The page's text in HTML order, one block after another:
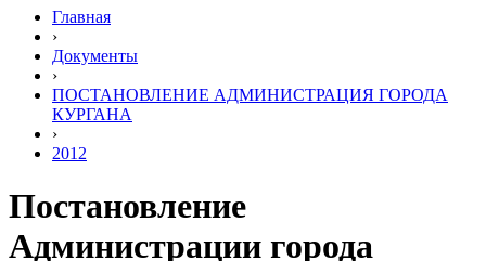
Главная
›
Документы
›
ПОСТАНОВЛЕНИЕ АДМИНИСТРАЦИЯ ГОРОДА
КУРГАНА
›
2012
Постановление
Администрации города